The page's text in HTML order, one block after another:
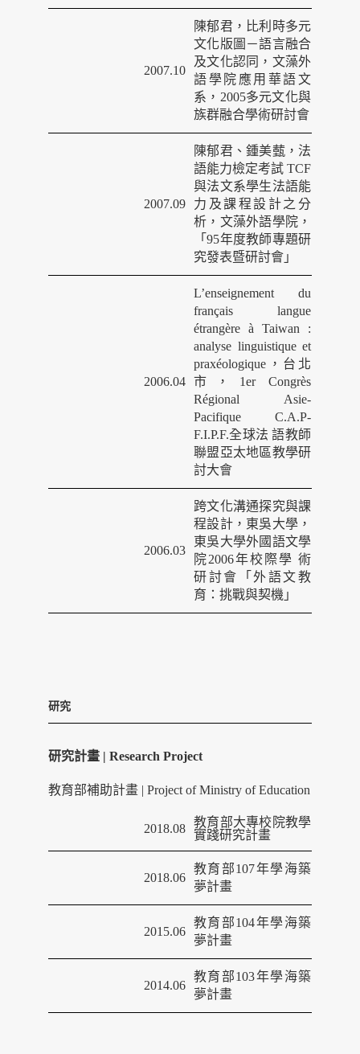
2007.10
陳郁君，比利時多元
文化版圖－語言融合
及文化認同，文藻外
語學院應用華語文
系， 2005多元文化與
族群融合學術研討會
2007.09
陳郁君、鍾美薽，法
語能力檢定考試 TCF
與法文系學生法語能
力及課程設計之 分
析，文藻外語學院，
「95年度教師專題研
究發表暨研討會」
2006.04
L’enseignement du
français langue
étrangère à Taiwan :
analyse linguistique et
praxéologique ， 台北
市， 1er Congrès
Régional Asie-
Pacifique C.A.P-
F.I.P.F.全球法 語教師
聯盟亞太地區教學研
討大會
2006.03
跨文化溝通探究與課
程設計，東吳大學，
東吳大學外國語文學
院2006年校際學 術
研討會「外語文教
育：挑戰與契機」
研究
研究計畫 | Research Project
教育部補助計畫 | Project of Ministry of Education
2018.08 教育部大專校院教學
實踐研究計畫
2018.06
教育部107年學海築
夢計畫
2015.06
教育部104年學海築
夢計畫
2014.06
教育部103年學海築
夢計畫